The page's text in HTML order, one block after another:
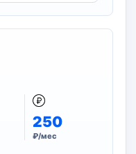
250
₽/мес